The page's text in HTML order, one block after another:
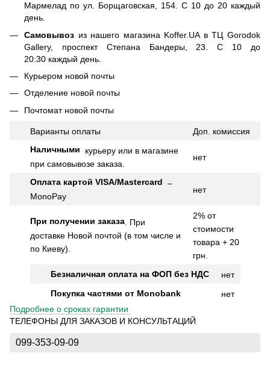
Мармелад по ул. Борщаговская, 154. С 10 до 20 каждый
день.
Самовывоз из нашего магазина Koffer.UA в ТЦ Gorodok
Gallery, проспект Степана Бандеры, 23. С 10 до
20:30 каждый день.
Курьером новой почты
Отделение новой почты
Почтомат новой почты
Варианты оплаты Доп. комиссия
Наличными курьеру или в магазине
при самовывозе заказа.
нет
Оплата картой VISA/Mastercard –
MonoPay
нет
При получении заказа При
доставке Новой почтой (в том числе и
по Киеву).
2% от
стоимости
товара + 20
грн.
Безналичная оплата на ФОП без НДС
нет
Покупка частями от Monobank
нет
Подробнее о сроках гарантии
ТЕЛЕФОНЫ ДЛЯ ЗАКАЗОВ И КОНСУЛЬТАЦИЙ
099-353-09-09